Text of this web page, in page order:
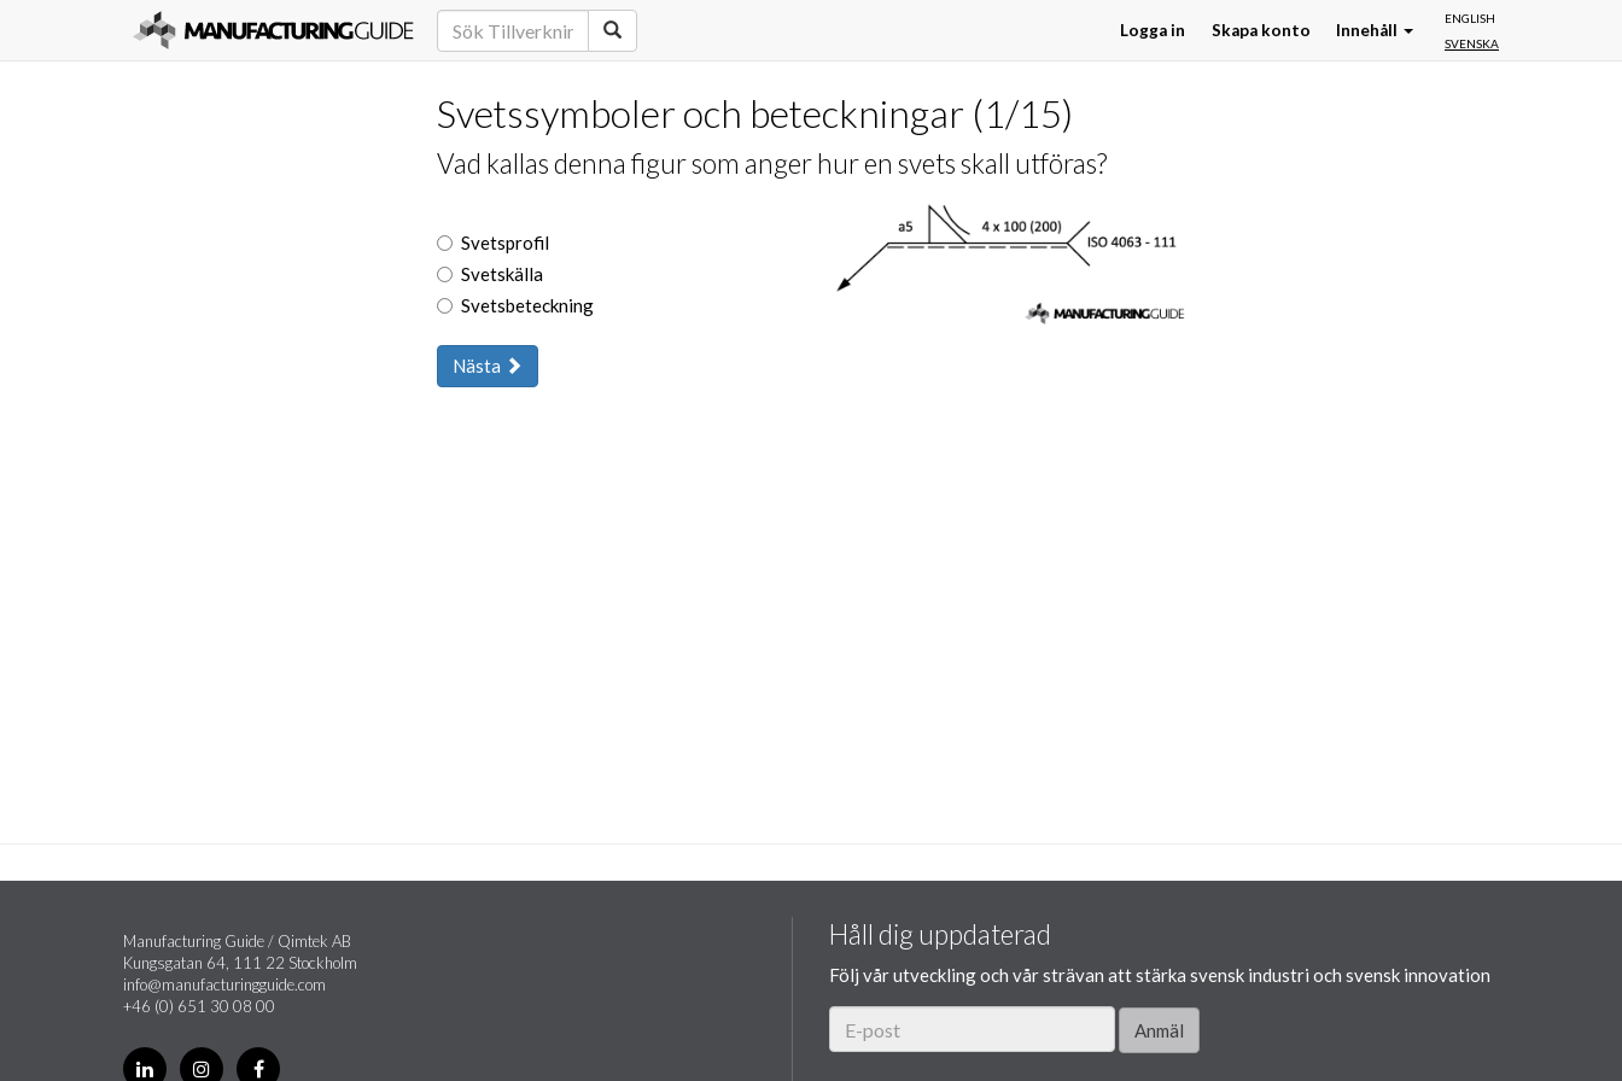
ENGLISH
SVENSKA
Logga in Skapa konto Innehåll
Svetssymboler och beteckningar (1/15)
Vad kallas denna figur som anger hur en svets skall utföras?
Svetsprofil
Svetskälla
Svetsbeteckning
Nästa
Manufacturing Guide / Qimtek AB
Kungsgatan 64, 111 22 Stockholm
info@manufacturingguide.com
+46 (0) 651 30 08 00
Håll dig uppdaterad
Följ vår utveckling och vår strävan att stärka svensk industri och svensk innovation
Anmäl